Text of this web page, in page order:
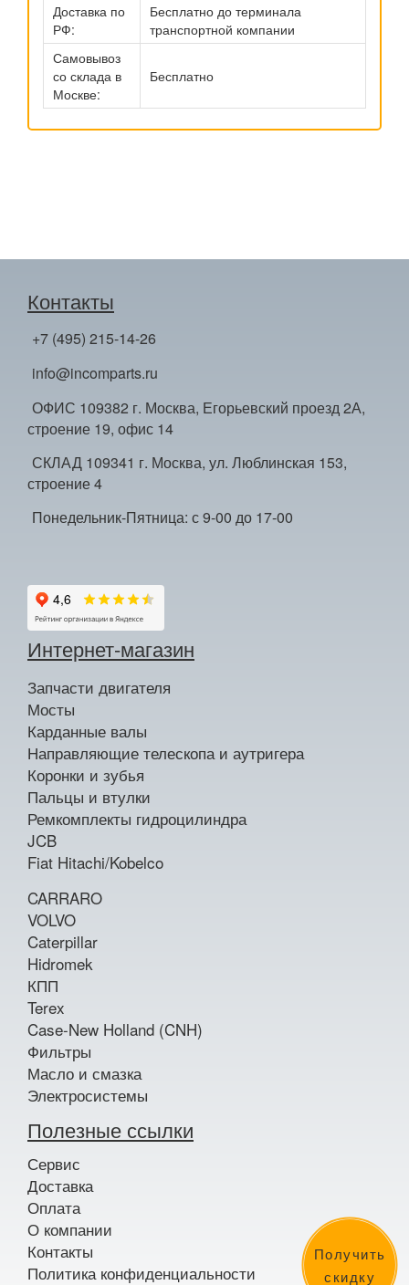
Получить
скидку
Доставка по
РФ:
Бесплатно до терминала
транспортной компании
Самовывоз
со склада в
Москве:
Бесплатно
Контакты
+7 (495) 215-14-26
info@incomparts.ru
ОФИС 109382 г. Москва, Егорьевский проезд 2А,
строение 19, офис 14
СКЛАД 109341 г. Москва, ул. Люблинская 153,
строение 4
Понедельник-Пятница: с 9-00 до 17-00
Интернет-магазин
Запчасти двигателя
Мосты
Карданные валы
Направляющие телескопа и аутригера
Коронки и зубья
Пальцы и втулки
Ремкомплекты гидроцилиндра
JCB
Fiat Hitachi/Kobelco
CARRARO
VOLVO
Caterpillar
Hidromek
КПП
Terex
Case-New Holland (CNH)
Фильтры
Масло и смазка
Электросистемы
Полезные ссылки
Сервис
Доставка
Оплата
О компании
Контакты
Политика конфиденциальности